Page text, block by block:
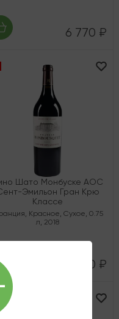
6 770 ₽
Шато Монбуске AOC
Эмильон Гран Крю
Классе
, Красное, Сухое, 0.75
л, 2018
16 150 ₽